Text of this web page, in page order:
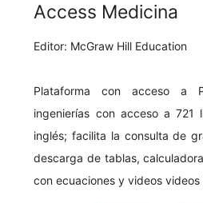
Access Medicina
Editor: McGraw Hill Education
Plataforma con acceso a
ingenierías con acceso a 721
inglés; facilita la consulta de
descarga de tablas,
con ecuaciones y videos videos